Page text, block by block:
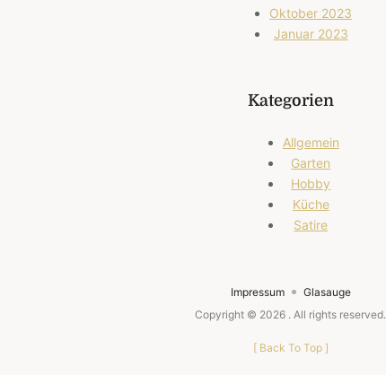
Oktober 2023
Januar 2023
Kategorien
Allgemein
Garten
Hobby
Küche
Satire
Impressum
Glasauge
Copyright © 2026 . All rights reserved.
[ Back To Top]